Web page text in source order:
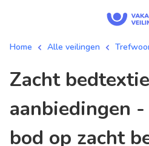
Home Alle veilingen
zacht bedtextiel /
aanbiedingen
bod op zacht